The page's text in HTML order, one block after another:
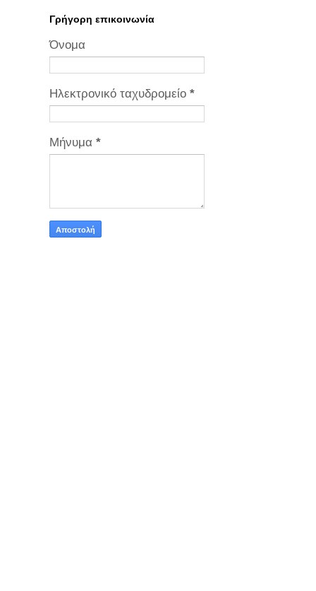
Γρήγορη επικοινωνία
Όνομα
Ηλεκτρονικό ταχυδρομείο *
Μήνυμα *